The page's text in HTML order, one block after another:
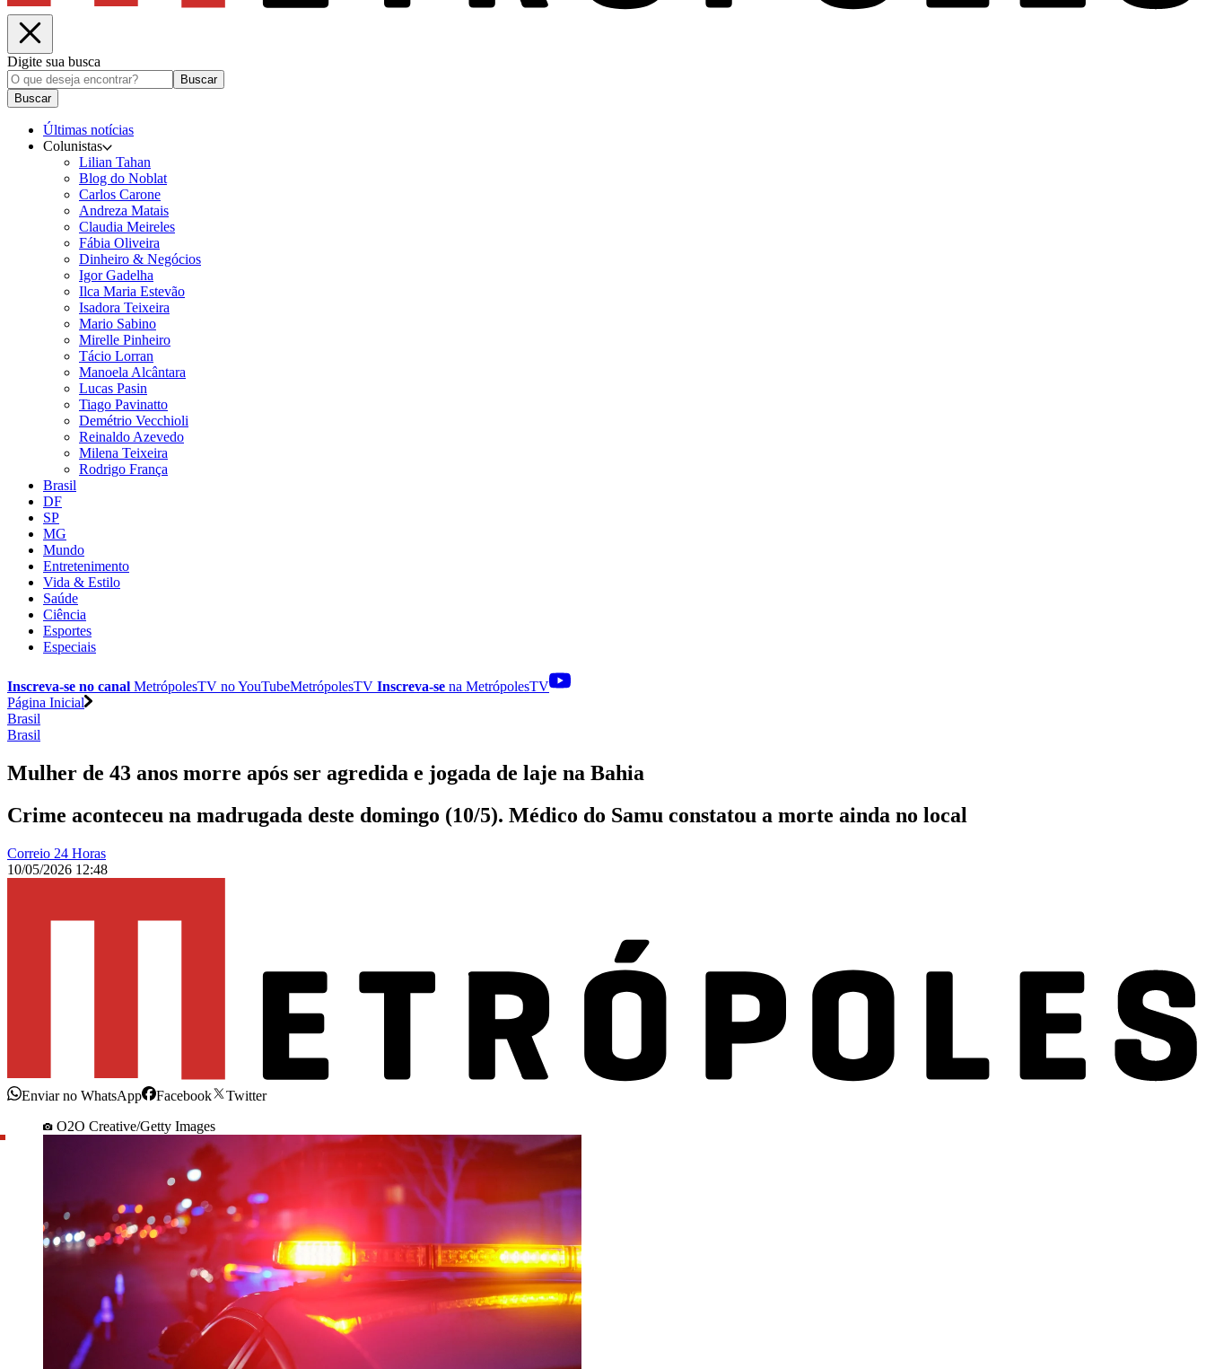
Digite sua busca
Buscar
Buscar
Últimas notícias
Colunistas
Lilian Tahan
Blog do Noblat
Carlos Carone
Andreza Matais
Claudia Meireles
Fábia Oliveira
Dinheiro & Negócios
Igor Gadelha
Ilca Maria Estevão
Isadora Teixeira
Mario Sabino
Mirelle Pinheiro
Tácio Lorran
Manoela Alcântara
Lucas Pasin
Tiago Pavinatto
Demétrio Vecchioli
Reinaldo Azevedo
Milena Teixeira
Rodrigo França
Brasil
DF
SP
MG
Mundo
Entretenimento
Vida & Estilo
Saúde
Ciência
Esportes
Especiais
Inscreva-se no canal MetrópolesTV noYouTubeMetrópolesTV Inscreva-se na MetrópolesTV
Página Inicial
Brasil
Brasil
Mulher de 43 anos morre após ser agredida e jogada de laje na Bahia
Crime aconteceu na madrugada deste domingo (10/5). Médico do Samu constatou a morte ainda no local
Correio 24 Horas
10/05/2026 12:48
Enviar no WhatsApp Facebook
Twitter
O2O Creative/Getty Images